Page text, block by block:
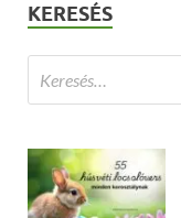
KERESÉS